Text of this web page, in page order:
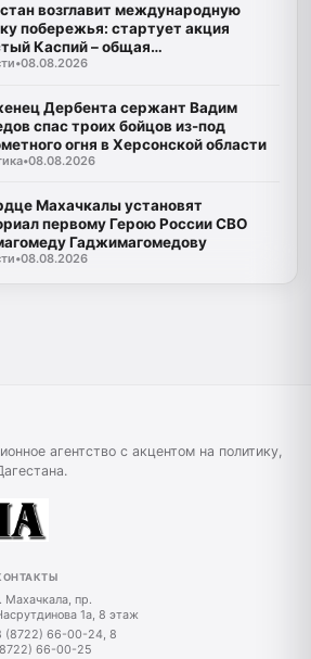
возглавит международную
побережья: стартует акция
Каспий – общая
•08.08.2026
Дербента сержант Вадим
спас троих бойцов из-под
огня в Херсонской области
•08.08.2026
Махачкалы установят
первому Герою России СВО
Гаджимагомедову
•08.08.2026
агентство с акцентом на политику,
Махачкала, пр.
1а, 8 этаж
(8722) 66-00-24, 8
66-00-25